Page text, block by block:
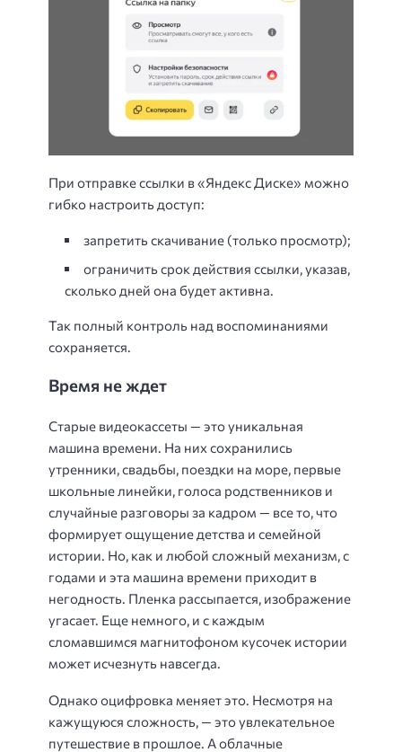
При отправке ссылки в «Яндекс Диске» можно
гибко настроить доступ:
запретить скачивание (только просмотр);
ограничить срок действия ссылки, указав,
сколько дней она будет активна.
Так полный контроль над воспоминаниями
сохраняется.
Время не ждет
Старые видеокассеты — это уникальная
машина времени. На них сохранились
утренники, свадьбы, поездки на море, первые
школьные линейки, голоса родственников и
случайные разговоры за кадром — все то, что
формирует ощущение детства и семейной
истории. Но, как и любой сложный механизм, с
годами и эта машина времени приходит в
негодность. Пленка рассыпается, изображение
угасает. Еще немного, и с каждым
сломавшимся магнитофоном кусочек истории
может исчезнуть навсегда.
Однако оцифровка меняет это. Несмотря на
кажущуюся сложность, — это увлекательное
путешествие в прошлое. А облачные